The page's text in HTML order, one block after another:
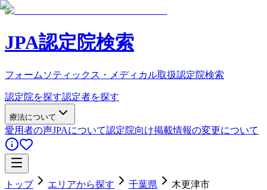
JPA認定院検索
フォームソティックス・メディカル取扱認定院検索
認定院を探す認定者を探す
療法について
愛用者の声JPAについて認定院向け掲載情報の変更について
トップ エリアから探す 千葉県 木更津市